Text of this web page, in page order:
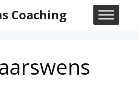
Coaching